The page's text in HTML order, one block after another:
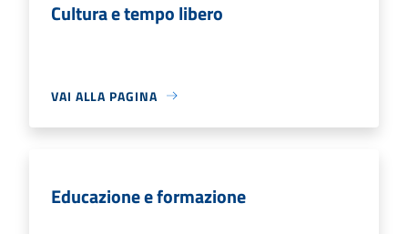
Cultura e tempo libero
VAI ALLA PAGINA
Educazione e formazione